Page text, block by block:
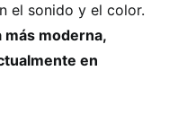
el sonido y el color.
más moderna,
en